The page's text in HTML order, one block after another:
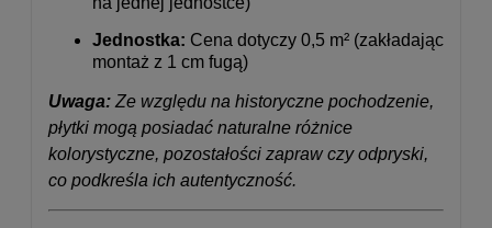
Jednostka: Cena dotyczy 0,5 m² (zakładając
montaż z 1 cm fugą)
Uwaga: Ze względu na historyczne pochodzenie,
płytki mogą posiadać naturalne różnice
kolorystyczne, pozostałości zapraw czy odpryski,
co podkreśla ich autentyczność.